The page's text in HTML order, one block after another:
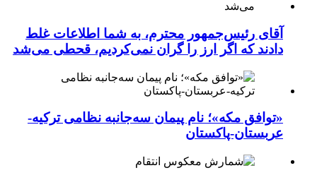
آقای رئیس‌جمهور محترم، به شما اطلاعات غلط
دادند که اگر ارز را گران نمی‌کردیم، قحطی می‌شد
«توافق مکه»؛ نام پیمان سه‌جانبه نظامی ترکیه-
عربستان-پاکستان